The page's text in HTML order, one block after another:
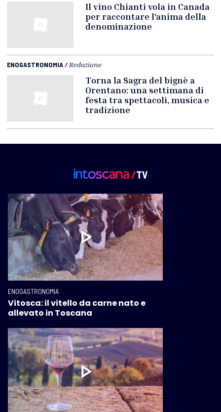
Il vino Chianti vola in Canada
per raccontare l'anima della
denominazione
ENOGASTRONOMIA/ Redazione
Torna la Sagra del bignè a
Orentano: una settimana di
festa tra spettacoli, musica e
tradizione
ENOGASTRONOMIA
Vitosca: il vitello da carne nato e
allevato in Toscana